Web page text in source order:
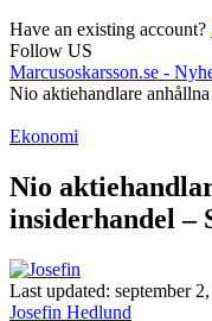
Have an existing account?
Follow US
Marcusoskarsson.se -
Nio aktiehandlare
Ekonomi
Nio
insiderhandel –
Last updated: september
Josefin Hedlund